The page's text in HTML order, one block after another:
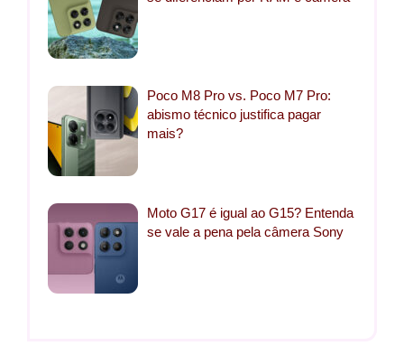
Poco M8 Pro vs. Poco M7 Pro:
abismo técnico justifica pagar
mais?
Moto G17 é igual ao G15? Entenda
se vale a pena pela câmera Sony